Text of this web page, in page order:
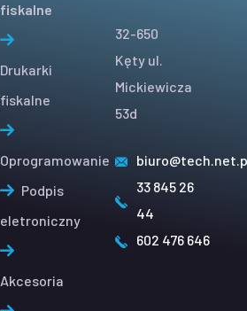
fiskalne
Drukarki
fiskalne
Oprogramowanie
Podpis
eletroniczny
Akcesoria
32-650
Kęty ul.
Mickiewicza
53d
33 845 26
44
602 476 646